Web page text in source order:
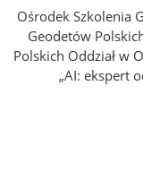
Ośrodek Szkolenia
Geodetów
Polskich Oddział w
„AI: ekspert